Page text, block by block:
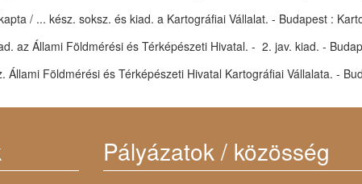
/ ... kész. soksz. és kiad. a Kartográfiai Vállalat. - Budapest :
az Állami Földmérési és Térképészeti Hivatal. - 2. jav. kiad. -
Állami Földmérési és Térképészeti Hivatal Kartográfiai Vállalata. -
Pályázatok / közösség